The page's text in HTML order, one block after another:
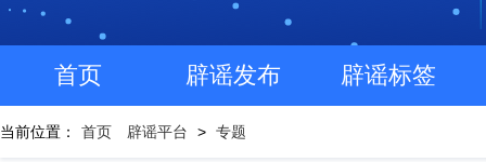
首页 辟谣发布 辟谣标签
当前位置： 首页 辟谣平台 > 专题